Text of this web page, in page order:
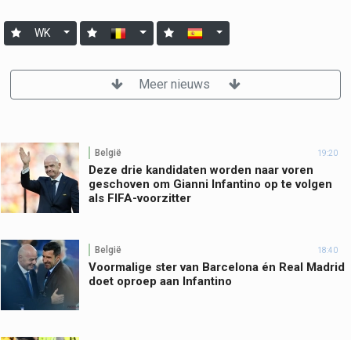
WK
Meer nieuws
België 19:20
Deze drie kandidaten worden naar voren
geschoven om Gianni Infantino op te volgen
als FIFA-voorzitter
België 18:40
Voormalige ster van Barcelona én Real Madrid
doet oproep aan Infantino